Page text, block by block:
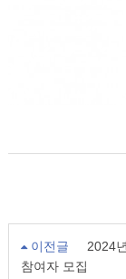
이전글
2024
참여자 모집